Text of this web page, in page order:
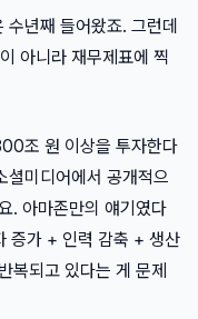
수년째 들어왔죠. 그런데
아니라 재무제표에 찍
조 원 이상을 투자한다
셜미디어에서 공개적으
. 아마존만의 얘기였다
증가 + 인력 감축 + 생산
복되고 있다는 게 문제